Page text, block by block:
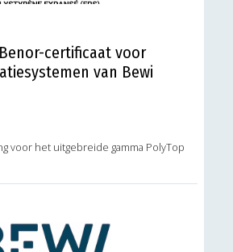
certificaat voor
van Bewi
voor het uitgebreide gamma PolyTop